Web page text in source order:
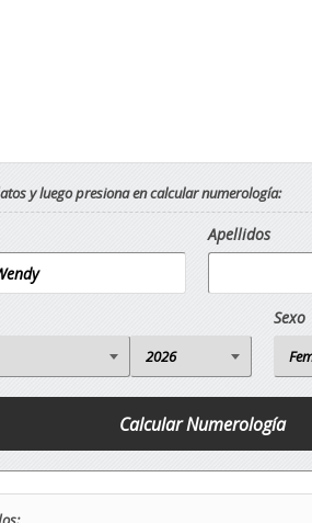
y luego presiona en calcular numerología:
Apellidos
Sexo